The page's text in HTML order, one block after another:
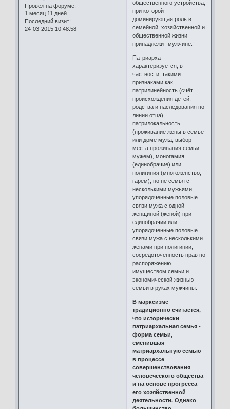
Провел на форуме:
1 месяц 11 дней
Последний визит:
24-03-2015 10:48:58
общественного устройства,
при которой
доминирующая роль в
семейной, хозяйственной и
общественной жизни
принадлежит мужчине.
Патриархат
характеризуется, в
частности, такими
признаками как
патрилинейность (счёт
происхождения детей,
родства и наследования по
линии отца),
патрилокальность
(проживание жены в семье
или доме мужа, выбор
места проживания семьи
мужем), моногамия
(единобрачие) или
полигиния (многоженство,
гарем), но не семья с
несколькими мужьями,
упорядоченные половые
связи мужа с одной
женщиной (женой) при
единобрачии или
упорядоченные половые
связи мужа с несколькими
жёнами при полигинии,
сосредоточенность прав по
распоряжению
имуществом семьи и
экономической жизнью
семьи в руках мужчины.
В марксизме
традиционно считается,
что исторически
патриархальная семья -
форма семьи,
сменившая
матриархальную семью
в процессе
совершенствования
человеческого общества
и на основе прогресса
его хозяйственной
деятельности. Однако